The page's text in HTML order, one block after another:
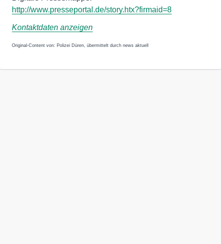
http://www.presseportal.de/story.htx?firmaid=8
Kontaktdaten anzeigen
Original-Content von: Polizei Düren, übermittelt durch news aktuell